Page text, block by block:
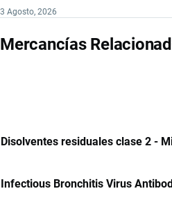
3 Agosto, 2026
Mercancías
Disolventes residuales clase 2 -
Infectious Bronchitis Virus